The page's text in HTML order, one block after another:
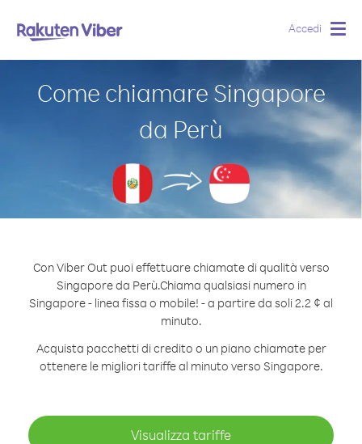
Accedi
Come chiamare Singapore
da Perù
Con Viber Out puoi effettuare chiamate di qualità verso
Singapore da Perù.Chiama qualsiasi numero in
Singapore - linea fissa o mobile! - a partire da soli 2.2 ¢ al
minuto.
Acquista pacchetti di credito o un piano chiamate per
ottenere le migliori tariffe al minuto verso Singapore.
Visualizza tariffe